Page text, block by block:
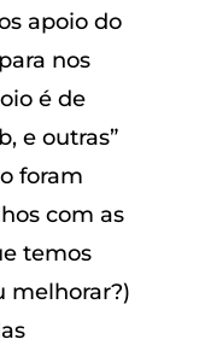
apoio do
nos
é de
e outras”
foram
com as
temos
melhorar?)